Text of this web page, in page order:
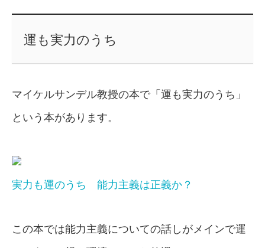
運も実力のうち
マイケルサンデル教授の本で「運も実力のうち」
という本があります。
実力も運のうち 能力主義は正義か？
この本では能力主義についての話しがメインで運